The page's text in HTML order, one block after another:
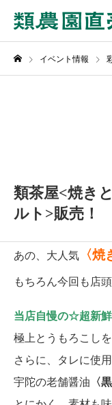
イベント情報
類茶屋<焼き
ルト>販売！
あの、大人気 〈
もちろん今回も店
当店自慢の☆超新
極上とうもろこし
さらに、タレに使
宇陀の老舗醤油 〈